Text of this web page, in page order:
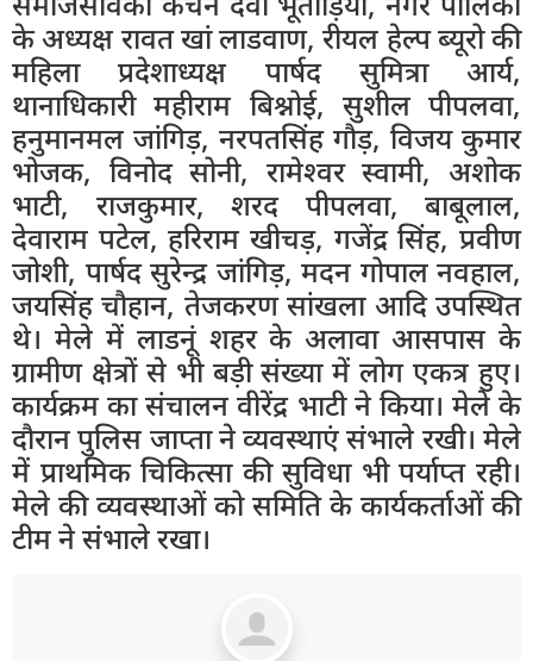
के अध्यक्ष रावत खां लाडवाण, रीयल हेल्प ब्यूरो की
महिला प्रदेशाध्यक्ष पार्षद सुमित्रा आर्य,
थानाधिकारी महीराम बिश्नोई, सुशील पीपलवा,
हनुमानमल जांगिड़, नरपतसिंह गौड़, विजय कुमार
भोजक, विनोद सोनी, रामेश्वर स्वामी, अशोक
भाटी, राजकुमार, शरद पीपलवा, बाबूलाल,
देवाराम पटेल, हरिराम खीचड़, गजेंद्र सिंह, प्रवीण
जोशी, पार्षद सुरेन्द्र जांगिड़, मदन गोपाल नवहाल,
जयसिंह चौहान, तेजकरण सांखला आदि उपस्थित
थे। मेले में लाडनूं शहर के अलावा आसपास के
ग्रामीण क्षेत्रों से भी बड़ी संख्या में लोग एकत्र हुए।
कार्यक्रम का संचालन वीरेंद्र भाटी ने किया। मेले के
दौरान पुलिस जाप्ता ने व्यवस्थाएं संभाले रखी। मेले
में प्राथमिक चिकित्सा की सुविधा भी पर्याप्त रही‌‌।
मेले की व्यवस्थाओं को समिति के कार्यकर्ताओं की
टीम ने संभाले रखा‌।